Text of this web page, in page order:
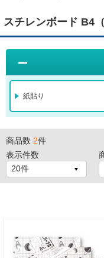
スチレンボード B4
紙貼り
商品数 2件
表示件数